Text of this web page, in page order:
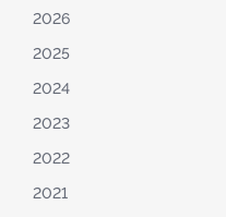
2026
2025
2024
2023
2022
2021